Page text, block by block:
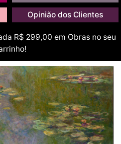
Opinião dos Clientes
R$ 299,00 em Obras no seu